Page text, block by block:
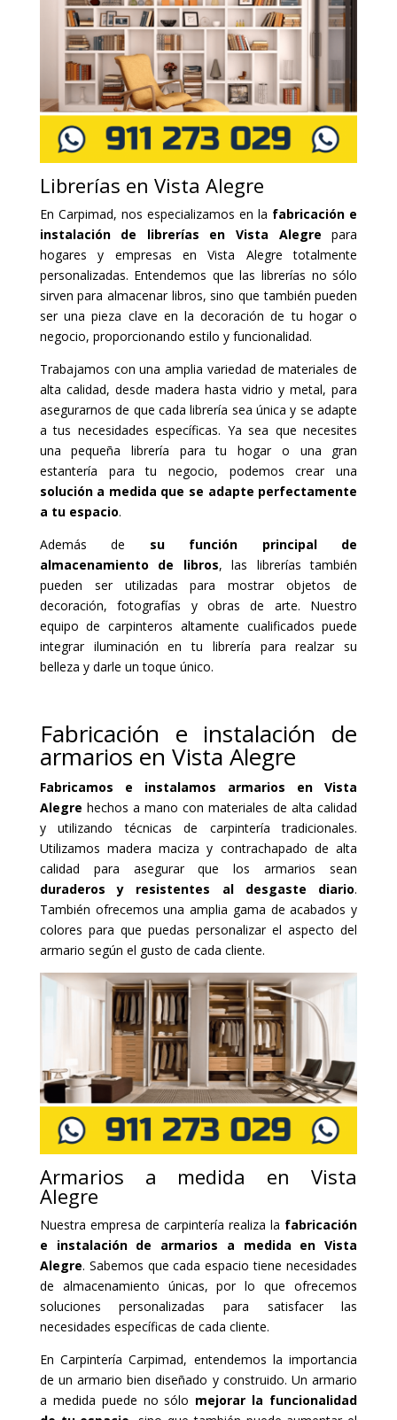
Librerías en Vista Alegre
En Carpimad, nos especializamos en la fabricación e
instalación de librerías en Vista Alegrepara
hogares y empresas en Vista Alegre totalmente
personalizadas. Entendemos que las librerías no sólo
sirven para almacenar libros, sino que también pueden
ser una pieza clave en la decoración de tu hogar o
negocio, proporcionando estilo y funcionalidad.
Trabajamos con una amplia variedad de materiales de
alta calidad, desde madera hasta vidrio y metal, para
asegurarnos de que cada librería sea única y se adapte
a tus necesidades específicas. Ya sea que necesites
una pequeña librería para tu hogar o una gran
estantería para tu negocio, podemos crear una
solución a medida que se adapte perfectamente
a tu espacio.
Además de su función principal de
almacenamiento de libros, las librerías también
pueden ser utilizadas para mostrar objetos de
decoración, fotografías y obras de arte. Nuestro
equipo de carpinteros altamente cualificados puede
integrar iluminación en tu librería para realzar su
belleza y darle un toque único.
Fabricación e instalación de
armarios en Vista Alegre
Fabricamos e instalamos armarios en Vista
Alegre hechos a mano con materiales de alta calidad
y utilizando técnicas de carpintería tradicionales.
Utilizamos madera maciza y contrachapado de alta
calidad para asegurar que los armarios sean
duraderos y resistentes al desgaste diario.
También ofrecemos una amplia gama de acabados y
colores para que puedas personalizar el aspecto del
armario según el gusto de cada cliente.
Armarios a medida en Vista
Alegre
Nuestra empresa de carpintería realiza la fabricación
e instalación de armarios a medida en Vista
Alegre. Sabemos que cada espacio tiene necesidades
de almacenamiento únicas, por lo que ofrecemos
soluciones personalizadas para satisfacer las
necesidades específicas de cada cliente.
En Carpintería Carpimad, entendemos la importancia
de un armario bien diseñado y construido. Un armario
a medida puede no sólo mejorar la funcionalidad